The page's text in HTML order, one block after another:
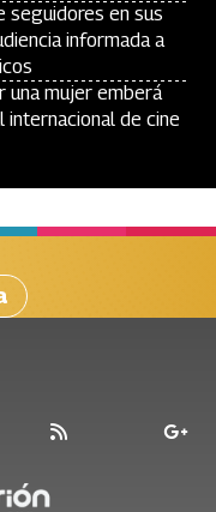
seguidores en sus
informada a
mujer emberá
de cine